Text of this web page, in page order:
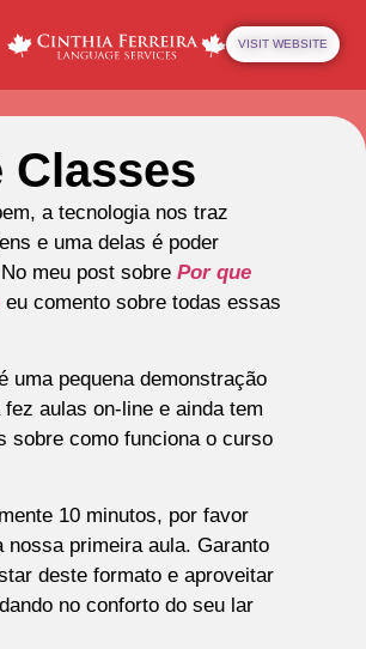
VISIT WEBSITE
Classes
a tecnologia nos traz
e uma delas é poder
meu post sobrePor que
eu comento sobre todas essas
uma pequena demonstração
fez aulas on-line e ainda tem
sobre como funciona o curso
10 minutos, por favor
nossa primeira aula. Garanto
deste formato e aproveitar
no conforto do seu lar